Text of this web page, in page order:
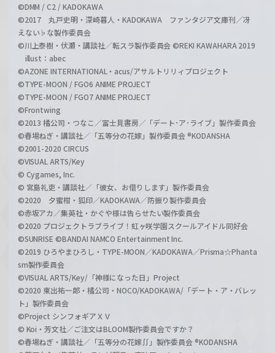
©DMM / C2 / KADOKAWA
©2017 丸戸史明・深崎暮人・KADOKAWA ファンタジア文庫刊／冴
えない♭な製作委員会
©川上泰樹・伏瀬・講談社／転スラ製作委員会 ©REKI KAWAHARA 2019
illust：abec
©AZONE INTERNATIONAL・acus/アサルトリリィプロジェクト
©TYPE-MOON / FGO6 ANIME PROJECT
©TYPE-MOON / FGO7 ANIME PROJECT
©Frontwing
©2013 橘公司・つなこ／富士見書房／「デート･ア･ライブ」製作委員会
©春場ねぎ・講談社／「五等分の花嫁」製作委員会 ®KODANSHA
©2001-2020 CIRCUS
©VISUAL ARTS/Key
© Cygames, Inc.
© 宮島礼吏・講談社／「彼女、お借りします」製作委員会
©2020 夕蜜柑・狐印／KADOKAWA／防振り製作委員会
©赤坂アカ／集英社・かぐや様は告らせたい製作委員会
©2020 プロジェクトラブライブ！虹ヶ咲学園スクールアイドル同好会
©SUNRISE ©BANDAI NAMCO Entertainment Inc.
©2019 ひろやまひろし・TYPE-MOON／KADOKAWA／Prisma☆Phanta
sm製作委員会
©VISUAL ARTS/Key/「神様になった日」Project
©2020 東出祐一郎・橘公司・NOCO/KADOKAWA/「デート・ア・バレッ
ト」製作委員会
©Project シンフォギアＸＶ
© Koi・芳文社／ご注文はBLOOM製作委員会ですか？
©春場ねぎ・講談社／「五等分の花嫁∬」製作委員会 ®KODANSHA